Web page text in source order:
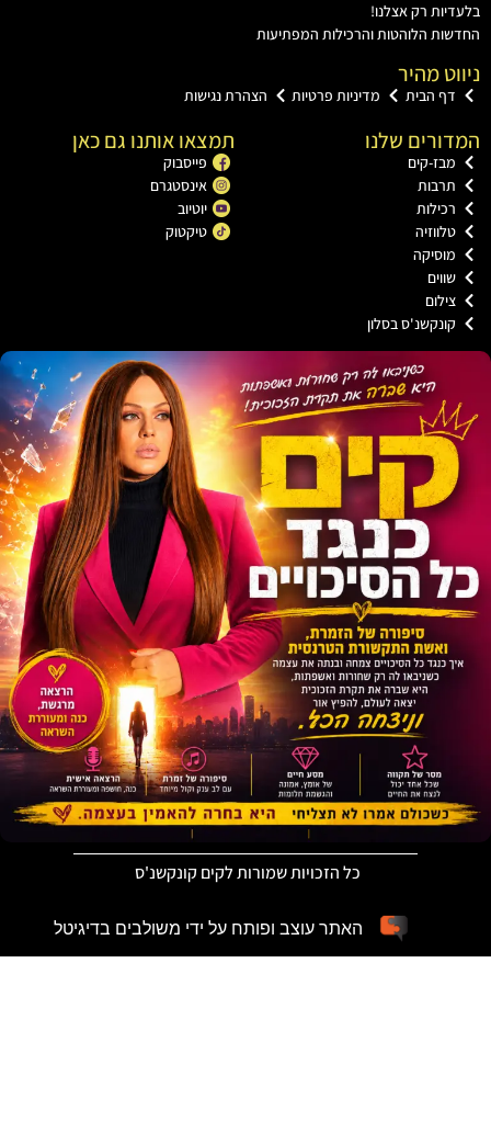
רק אצלנו!
הלוהטות והרכילות המפתיעות
מהיר
הבית מדיניות פרטיות הצהרת נגישות
שלנו
קים
בסלון
תמצאו אותנו גם כאן
פייסבוק
אינסטגרם
יוטיוב
טיקטוק
כל הזכויות שמורות לקים קונקשנ'ס
האתר עוצב ופותח על ידי משולבים בדיגיטל